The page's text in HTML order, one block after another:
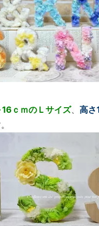
16ｃｍのＬサイズ、 高さ